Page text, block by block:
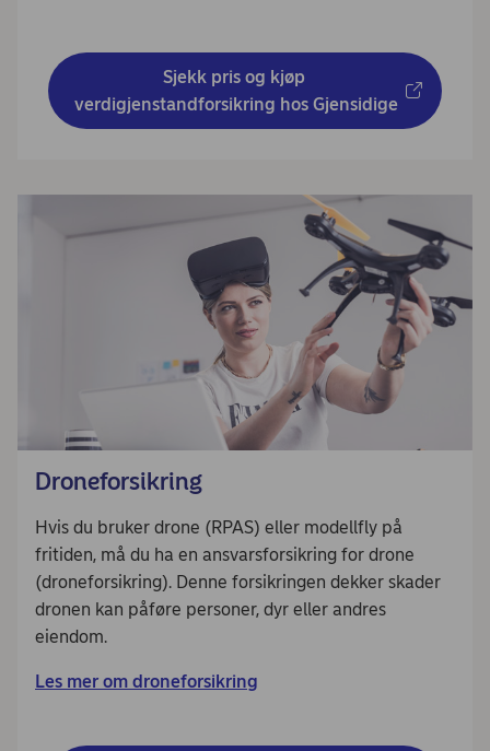
Sjekk pris og kjøp
verdigjenstandforsikring hos Gjensidige
Droneforsikring
Hvis du bruker drone (RPAS) eller modellfly på
fritiden, må du ha en ansvarsforsikring for drone
(droneforsikring). Denne forsikringen dekker skader
dronen kan påføre personer, dyr eller andres
eiendom.
Les mer om droneforsikring